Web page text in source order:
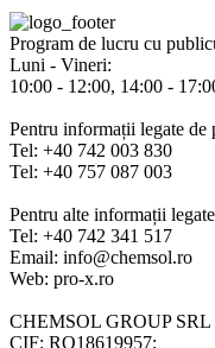
Program de lucru cu
Luni - Vineri:
10:00 - 12:00, 14:00 -
Pentru informații legate de
Tel: +40 742 003 830
Tel: +40 757 087 003
Pentru alte informații
Tel: +40 742 341 517
Email: info@chemsol.ro
Web: pro-x.ro
CHEMSOL GROUP SRL
CIF: RO18619957;